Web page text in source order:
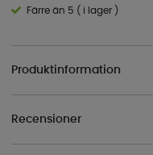
Färre än 5 ( i lager )
Produktinformation
Recensioner